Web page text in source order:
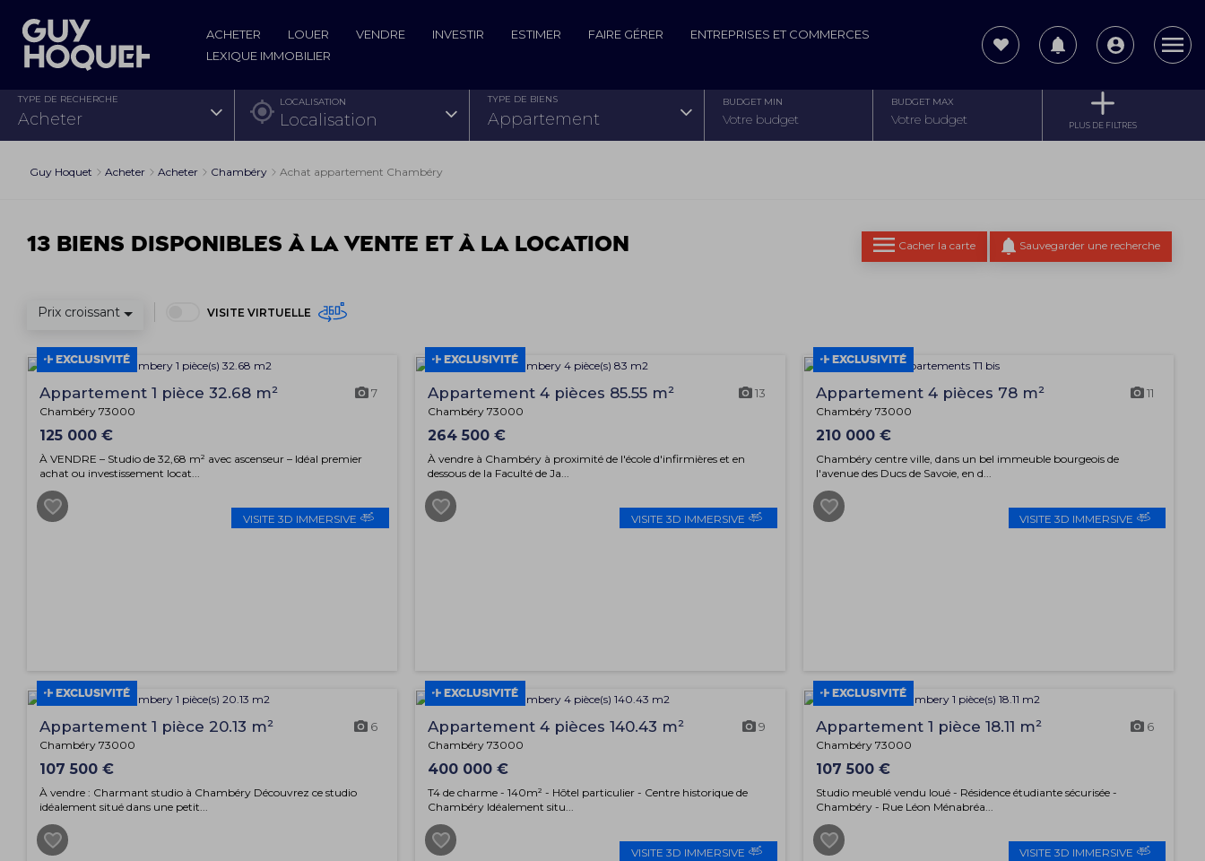
ACHETER LOUER VENDRE INVESTIR ESTIMER FAIRE GÉRER
ENTREPRISES ET COMMERCES
LEXIQUE IMMOBILIER
TYPE DE RECHERCHE
acheter
LOCALISATION TYPE DE BIENS
appartement
BUDGET MIN BUDGET MAX
PLUS DE FILTRES
Guy Hoquet Acheter Acheter Chambéry Achat appartement Chambéry
Cacher la carte Sauvegarder une recherche
13 biens disponibles à la vente et à la location
Prix croissant VISITE VIRTUELLE
EXCLUSIVITÉ
VISITE 3D IMMERSIVE
Appartement 1 pièce 32.68 m² 7
Chambéry 73000
125 000 €
À VENDRE – Studio de 32,68 m² avec ascenseur – Idéal premier
achat ou investissement locat...
EXCLUSIVITÉ
VISITE 3D IMMERSIVE
Appartement 4 pièces 85.55 m² 13
Chambéry 73000
264 500 €
À vendre à Chambéry à proximité de l'école d'infirmières et en
dessous de la Faculté de Ja...
EXCLUSIVITÉ
VISITE 3D IMMERSIVE
Appartement 4 pièces 78 m² 11
Chambéry 73000
210 000 €
Chambéry centre ville, dans un bel immeuble bourgeois de
l'avenue des Ducs de Savoie, en d...
EXCLUSIVITÉ
Appartement 1 pièce 20.13 m² 6
Chambéry 73000
107 500 €
À vendre : Charmant studio à Chambéry Découvrez ce studio
idéalement situé dans une petit...
EXCLUSIVITÉ
VISITE 3D IMMERSIVE
Appartement 4 pièces 140.43 m² 9
Chambéry 73000
400 000 €
T4 de charme - 140m² - Hôtel particulier - Centre historique de
Chambéry Idéalement situ...
EXCLUSIVITÉ
VISITE 3D IMMERSIVE
Appartement 1 pièce 18.11 m² 6
Chambéry 73000
107 500 €
Studio meublé vendu loué - Résidence étudiante sécurisée -
Chambéry - Rue Léon Ménabréa...